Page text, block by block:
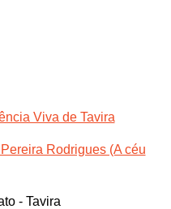
Viva de Tavira
Rodrigues (A céu
- Tavira